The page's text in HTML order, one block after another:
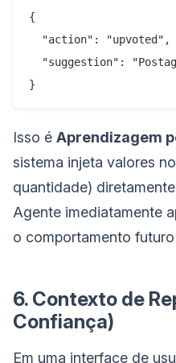
{
  "action": "upvoted",
"suggestion":
Isso é Aprendizagem
sistema injeta valores
quantidade)
Agente imediatamente
o comportamento
6. Contexto de
Confiança)
Em uma interface de